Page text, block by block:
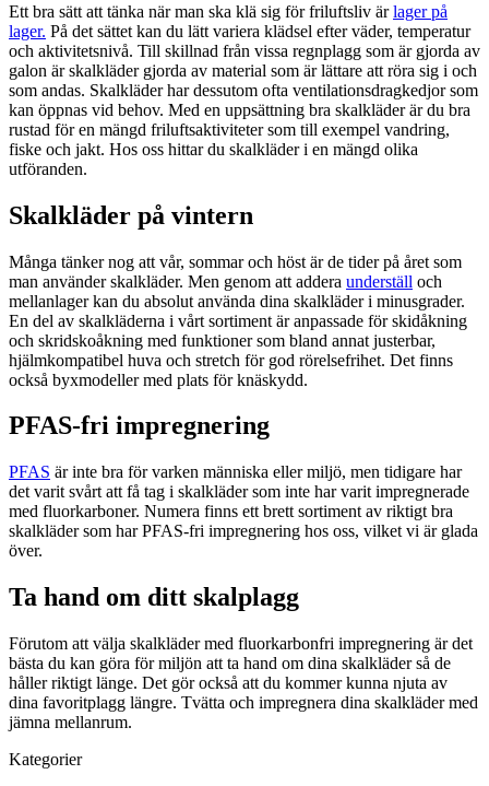
Ett bra sätt att tänka när man ska klä sig för friluftsliv ärlager på
lager. På det sättet kan du lätt variera klädsel efter väder, temperatur
och aktivitetsnivå. Till skillnad från vissa regnplagg som är gjorda av
galon är skalkläder gjorda av material som är lättare att röra sig i och
som andas. Skalkläder har dessutom ofta ventilationsdragkedjor som
kan öppnas vid behov. Med en uppsättning bra skalkläder är du bra
rustad för en mängd friluftsaktiviteter som till exempel vandring,
fiske och jakt. Hos oss hittar du skalkläder i en mängd olika
utföranden.
Skalkläder på vintern
Många tänker nog att vår, sommar och höst är de tider på året som
man använder skalkläder. Men genom att addera underställ och
mellanlager kan du absolut använda dina skalkläder i minusgrader.
En del av skalkläderna i vårt sortiment är anpassade för skidåkning
och skridskoåkning med funktioner som bland annat justerbar,
hjälmkompatibel huva och stretch för god rörelsefrihet. Det finns
också byxmodeller med plats för knäskydd.
PFAS-fri impregnering
PFAS är inte bra för varken människa eller miljö, men tidigare har
det varit svårt att få tag i skalkläder som inte har varit impregnerade
med fluorkarboner. Numera finns ett brett sortiment av riktigt bra
skalkläder som har PFAS-fri impregnering hos oss, vilket vi är glada
över.
Ta hand om ditt skalplagg
Förutom att välja skalkläder med fluorkarbonfri impregnering är det
bästa du kan göra för miljön att ta hand om dina skalkläder så de
håller riktigt länge. Det gör också att du kommer kunna njuta av
dina favoritplagg längre. Tvätta och impregnera dina skalkläder med
jämna mellanrum.
Kategorier